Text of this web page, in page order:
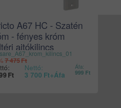
A67 HC - Szatén
- fényes króm
ajtókilincs
7 475Ft
Ft
Nettó:
3 700 Ft+Áfa
Áfa:
999 Ft